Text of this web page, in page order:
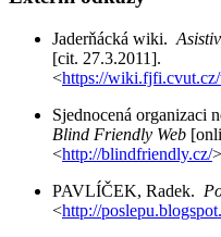
Jaderňácká wiki.
[cit. 27.3.2011].
<https://
Sjednocená organizaci
Blind Friendly Web
<http://blindfriendly.cz/
PAVLÍČEK, Radek.
<http://